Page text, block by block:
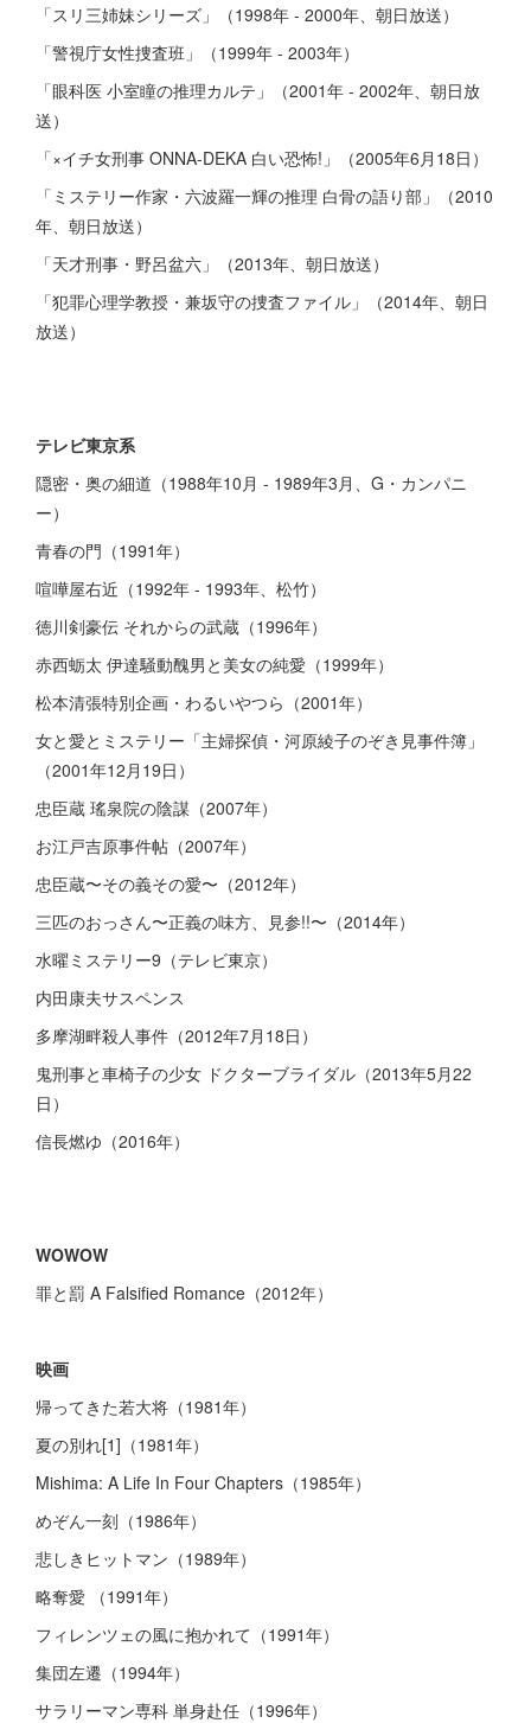
「スリ三姉妹シリーズ」（1998年 - 2000年、朝日放送）
「警視庁女性捜査班」（1999年 - 2003年）
「眼科医 小室瞳の推理カルテ」（2001年 - 2002年、朝日放
送）
「×イチ女刑事 ONNA-DEKA 白い恐怖!」（2005年6月18日）
「ミステリー作家・六波羅一輝の推理 白骨の語り部」（2010
年、朝日放送）
「天才刑事・野呂盆六」（2013年、朝日放送）
「犯罪心理学教授・兼坂守の捜査ファイル」（2014年、朝日
放送）
テレビ東京系
隠密・奥の細道（1988年10月 - 1989年3月、G・カンパニ
ー）
青春の門（1991年）
喧嘩屋右近（1992年 - 1993年、松竹）
徳川剣豪伝 それからの武蔵（1996年）
赤西蛎太 伊達騒動醜男と美女の純愛（1999年）
松本清張特別企画・わるいやつら（2001年）
女と愛とミステリー「主婦探偵・河原綾子のぞき見事件簿」
（2001年12月19日）
忠臣蔵 瑤泉院の陰謀（2007年）
お江戸吉原事件帖（2007年）
忠臣蔵〜その義その愛〜（2012年）
三匹のおっさん〜正義の味方、見参!!〜（2014年）
水曜ミステリー9（テレビ東京）
内田康夫サスペンス
多摩湖畔殺人事件（2012年7月18日）
鬼刑事と車椅子の少女 ドクターブライダル（2013年5月22
日）
信長燃ゆ（2016年）
WOWOW
罪と罰 A Falsified Romance（2012年）
映画
帰ってきた若大将（1981年）
夏の別れ[1]（1981年）
Mishima: A Life In Four Chapters（1985年）
めぞん一刻（1986年）
悲しきヒットマン（1989年）
略奪愛 （1991年）
フィレンツェの風に抱かれて（1991年）
集団左遷（1994年）
サラリーマン専科 単身赴任（1996年）